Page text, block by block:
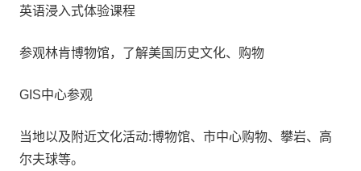
英语浸入式体验课程
参观林肯博物馆，了解美国历史文化、购物
GIS中心参观
当地以及附近文化活动:博物馆、市中心购物、攀岩、高
尔夫球等。